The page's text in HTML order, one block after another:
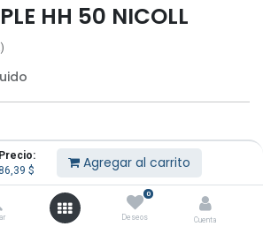
Precio:
$ Agregar al carrito
0
Deseos Cuenta
HH 50 NICOLL
notificación cuando vuelva a estar
disponible
Guardar para más tarde